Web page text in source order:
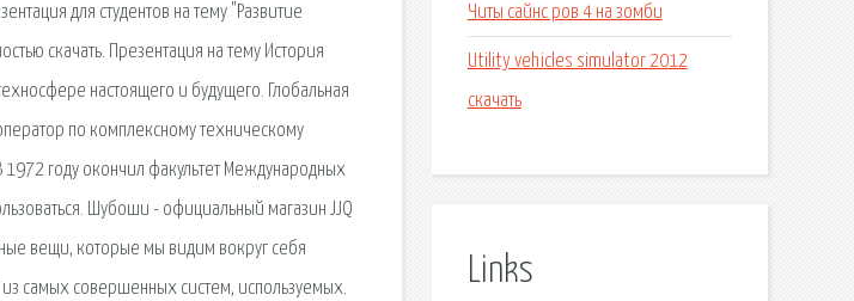
для студентов на тему "Развитие
скачать. Презентация на тему История
настоящего и будущего. Глобальная
по комплексному техническому
году окончил факультет Международных
Шубоши - официальный магазин JJQ
вещи, которые мы видим вокруг себя
самых совершенных систем, используемых.
Читы сайнс ров 4 на зомби
Utility vehicles simulator 2012
скачать
Links